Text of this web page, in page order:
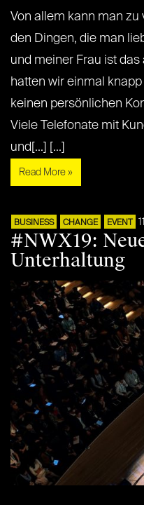
Von allem kann man zu
den Dingen, die man
und meiner Frau ist
hatten wir einmal
keinen persönlichen
Viele Telefonate mit
und[...] [...]
Read More »
BUSINESS CHANGE EVENT
#NWX19:
Unterhaltung